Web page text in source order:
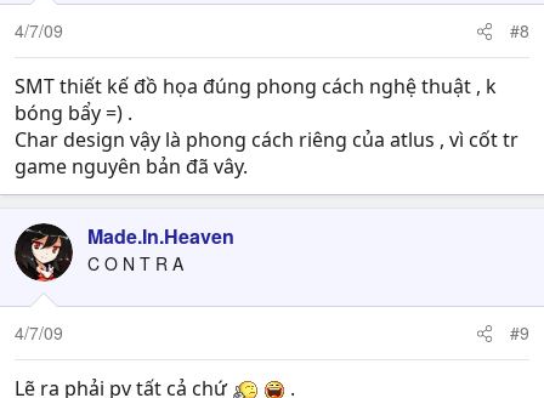
4/7/09 #8
SMT thiết kế đồ họa đúng phong cách nghệ thuật , k
bóng bẩy =) .
Char design vậy là phong cách riêng của atlus , vì cốt tr
game nguyên bản đã vây.
Made.In.Heaven
C O N T R A
4/7/09 #9
Lẽ ra phải pv tất cả chứ
.